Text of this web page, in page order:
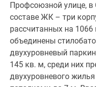
Мнение
эксперта
Аналитика
рынка
Покупателю
Экспертиза
новостроек
Профсоюзной улице,
составе ЖК – три
рассчитанных на
объединены
двухуровневый
145 кв. м, среди них
двухуровневого